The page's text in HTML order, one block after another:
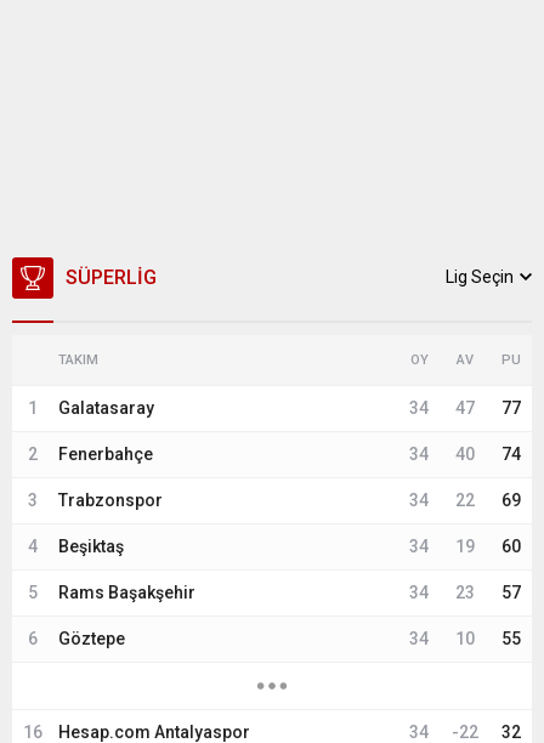
SÜPERLIG Lig Seçin
TAKIM OY AV PU
1 Galatasaray 34 47 77
2 Fenerbahçe 34 40 74
3 Trabzonspor 34 22 69
4 Beşiktaş 34 19 60
5 Rams Başakşehir 34 23 57
6 Göztepe 34 10 55
16 Hesap.com Antalyaspor 34 -22 32